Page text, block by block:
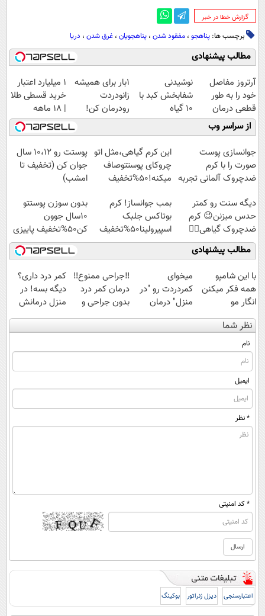
‌گزارش خطا در خبر
برچسب ها: پناهجو ، مفقود شدن ، پناهجویان ، غرق شدن ، دریا
مطالب پیشنهادی
آرتروز مفاصل
خود را به طور
قطعی درمان
کنید!
◗پرسش‌نامه◖
نوشیدنی
شفابخش کبد با
10 گیاه
موثر(تخفیف تا
امشب)
1بار برای همیشه
زانودردت
رودرمان کن!
(تکنولوژی آلمان)
◂پرسشنامه▸
۱ میلیارد اعتبار
خرید قسطی طلا
| ۱۸ ماهه
پرداخت کن
از سراسر وب
جوانسازی پوست
صورت را با کرم
ضدچروک آلمانی تجربه
این کرم گیاهی،مثل اتو
چروکای پوستتوصاف
میکنه!50%تخفیف
پوستت رو 10،12 سال
جوان کن (تخفیف تا
امشب)
دیگه سنت رو کمتر
حدس میزنن😉 کرم
ضدچروک گیاهی👈🏻
45%تخفیف
بمب جوانساز! کرم
بوتاکس جلبک
اسپیرولینا50%تخفیف
بدون سوزن پوستتو
10سال جوون
کن50%تخفیف پاییزی
مطالب پیشنهادی
با این شامپو
همه فکر میکنن
انگار مو
کاشتی!!!!!
میخوای
کمردردت رو "در
منزل" درمان
کنی؟ (◂فیلم +
◂پرسش‌نامه)
‼️جراحی ممنوع‼️
درمان کمر درد
بدون جراحی و
دوره نقاهت
کمر درد داری؟
دیگه بسه! در
منزل درمانش
کن
(◀پرسش‌نامه)
نظر شما
نام
ایمیل
* نظر
* کد امنیتی
اعتبارسنجی دیزل ژنراتور بوکینگ